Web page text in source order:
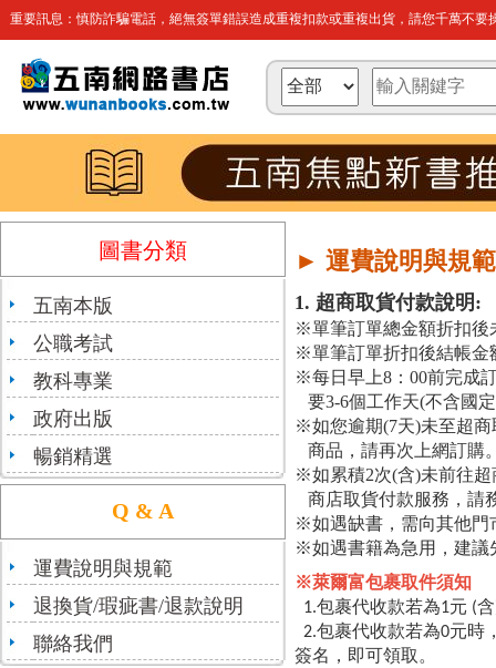
重要訊息：慎防詐騙電話，絕無簽單錯誤造成重複扣款或重複出貨，請您千萬不要
圖書分類
五南本版
公職考試
教科專業
政府出版
暢銷精選
Q & A
運費說明與規範
退換貨/瑕疵書/退款說明
聯絡我們
► 運費說明與規
1. 超商取貨付款說明:
※單筆訂單總金額折扣後
※單筆訂單折扣後結帳金
※每日早上8：00前完成
要3-6個工作天(不含國
※如您逾期(7天)未至超
商品，請再次上網訂購
※如累積2次(含)未前往
商店取貨付款服務，請
※如遇缺書，需向其他門
※如遇書籍為急用，建議
※萊爾富包裹取件須知
1.包裹代收款若為1元 (
2.包裹代收款若為0元時
簽名，即可領取。